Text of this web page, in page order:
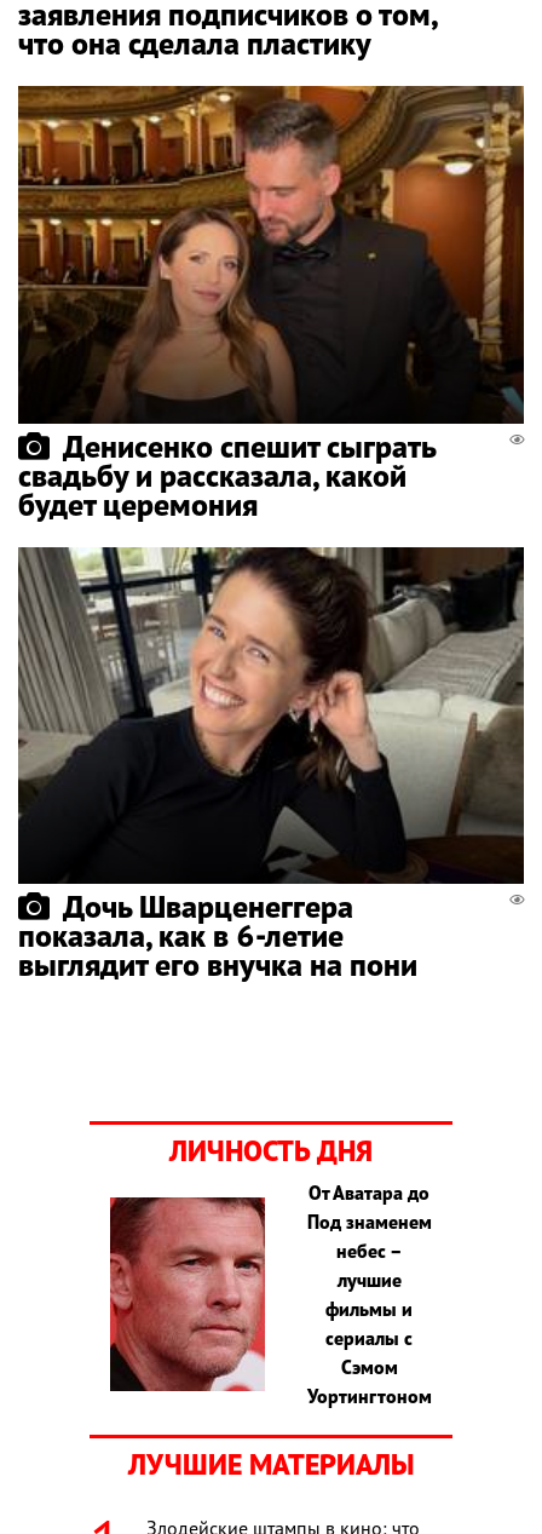
заявления подписчиков о том,
что она сделала пластику
Денисенко спешит сыграть
свадьбу и рассказала, какой
будет церемония
Дочь Шварценеггера
показала, как в 6-летие
выглядит его внучка на пони
ЛИЧНОСТЬ ДНЯ
От Аватара до
Под знаменем
небес –
лучшие
фильмы и
сериалы с
Сэмом
Уортингтоном
ЛУЧШИЕ МАТЕРИАЛЫ
Злодейские штампы в кино: что